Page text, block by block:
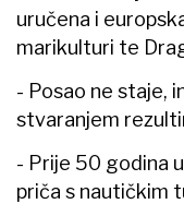
uručena i
marikulturi te
- Posao ne staje,
stvaranjem
- Prije 50 godina
priča s nautičkim